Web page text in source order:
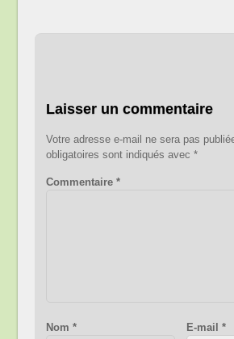
Laisser un commentaire
Votre adresse e-mail ne sera pas
obligatoires sont indiqués avec*
Commentaire*
Nom* E-mail *